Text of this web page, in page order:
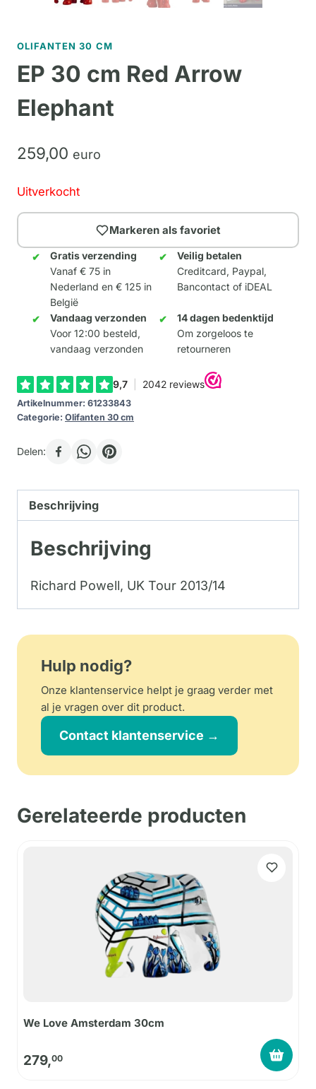
OLIFANTEN 30 CM
EP 30 cm Red Arrow
Elephant
259,00 euro
Uitverkocht
Markeren als favoriet
Gratis verzending
Vanaf € 75 in
Nederland en € 125 in
België
Veilig betalen
Creditcard, Paypal,
Bancontact of iDEAL
Vandaag verzonden
Voor 12:00 besteld,
vandaag verzonden
14 dagen bedenktijd
Om zorgeloos te
retourneren
Artikelnummer: 61233843
Categorie: Olifanten 30 cm
Delen:
Beschrijving
Beschrijving
Richard Powell, UK Tour 2013/14
Hulp nodig?
Onze klantenservice helpt je graag verder met
al je vragen over dit product.
Contact klantenservice →
Gerelateerde producten
We Love Amsterdam 30cm
279,00